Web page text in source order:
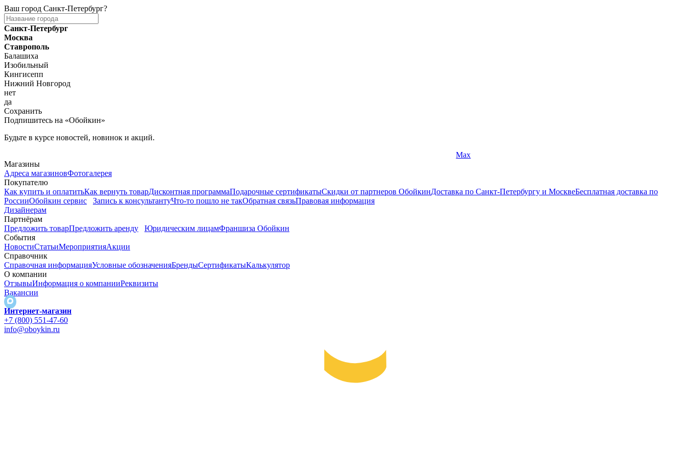
Ваш город Санкт-Петербург?
Санкт-Петербург
Москва
Ставрополь
Балашиха
Изобильный
Кингисепп
Нижний Новгород
нет
да
Сохранить
Подпишитесь на «Обойкин»
Будьте в курсе новостей, новинок и акций.
Max
Магазины
Адреса магазиновФотогалерея
Покупателю
Как купить и оплатитьКак вернуть товарДисконтная программаПодарочные сертификатыСкидки от партнеров ОбойкинДоставка по Санкт-Петербургу и МосквеБесплатная доставка по
РоссииОбойкин сервис Запись к консультантуЧто-то пошло не такОбратная связьПравовая информация
Дизайнерам
Партнёрам
Предложить товарПредложить аренду Юридическим лицамФраншиза Обойкин
События
НовостиСтатьиМероприятияАкции
Справочник
Справочная информацияУсловные обозначенияБрендыСертификатыКалькулятор
О компании
ОтзывыИнформация о компанииРеквизиты
Вакансии
Интернет-магазин
+7 (800) 551-47-60
info@oboykin.ru